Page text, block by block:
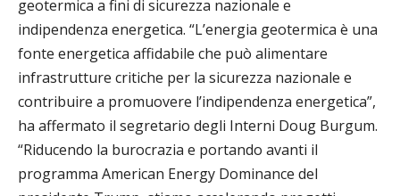
geotermica a fini di sicurezza nazionale e
indipendenza energetica. “L’energia geotermica è una
fonte energetica affidabile che può alimentare
infrastrutture critiche per la sicurezza nazionale e
contribuire a promuovere l’indipendenza energetica”,
ha affermato il segretario degli Interni Doug Burgum.
“Riducendo la burocrazia e portando avanti il
programma American Energy Dominance del